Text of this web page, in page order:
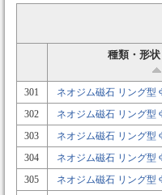
種類・形
301 ネオジム磁石 リング型
302
ネオジム磁石 リング型
303
ネオジム磁石 リング型
304
ネオジム磁石 リング型
305
ネオジム磁石 リング型